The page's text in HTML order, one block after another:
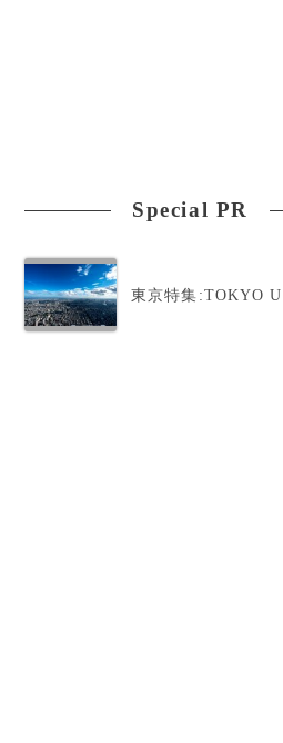
Special PR
東京特集:TOKYO